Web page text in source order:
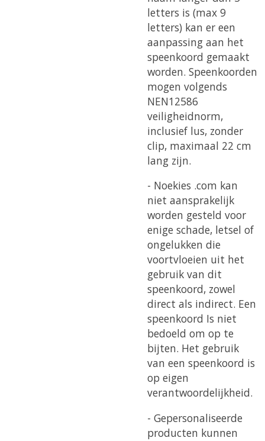
letters is (max 9
letters) kan er een
aanpassing aan het
speenkoord gemaakt
worden. Speenkoorden
mogen volgends
NEN12586
veiligheidnorm,
inclusief lus, zonder
clip, maximaal 22 cm
lang zijn.
- Noekies .com kan
niet aansprakelijk
worden gesteld voor
enige schade, letsel of
ongelukken die
voortvloeien uit het
gebruik van dit
speenkoord, zowel
direct als indirect. Een
speenkoord Is niet
bedoeld om op te
bijten. Het gebruik
van een speenkoord is
op eigen
verantwoordelijkheid.
- Gepersonaliseerde
producten kunnen